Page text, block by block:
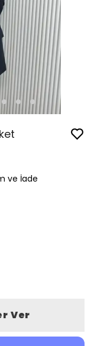
ve İade
Ver